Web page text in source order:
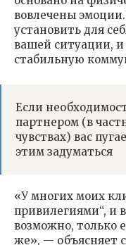
вовлечены
установить для
вашей ситуации,
стабильную
Если
партнером (в
чувствах) вас
этим задуматься
«У многих моих
привилегиями“, и
возможно, только
же», — объясняет